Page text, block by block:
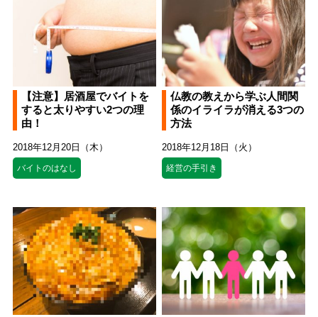
【注意】居酒屋でバイトを
すると太りやすい2つの理
由！
2018年12月20日（木）
バイトのはなし
仏教の教えから学ぶ人間関
係のイライラが消える3つの
方法
2018年12月18日（火）
経営の手引き